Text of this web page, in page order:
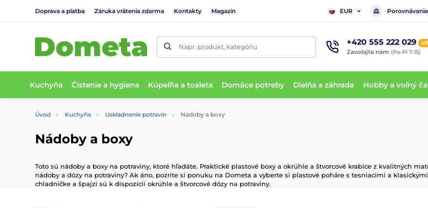
Doprava a platba Záruka vrátenia zdarma Kontakty Magazín EUR Porovnávanie
Napr. produkt, kategóriu +420 555 222 029
Zavolajte nám (Po-Pi 7-15)
Kuchyňa Čistenie a hygiena Kúpeľňa a toaleta Domáce potreby Dielňa a záhrada Hobby a voľný
Úvod Kuchyňa Uskladnenie potravín Nádoby a boxy
Nádoby a boxy
Toto sú nádoby a boxy na potraviny, ktoré hľadáte. Praktické plastové boxy a okrúhle a štvorcové krabice z kvalitných
nádoby a dózy na potraviny? Ak áno, pozrite si ponuku na Dometa a vyberte si plastové poháre s tesniacimi a
chladničke a špajzi sú k dispozícii okrúhle a štvorcové dózy na potraviny.